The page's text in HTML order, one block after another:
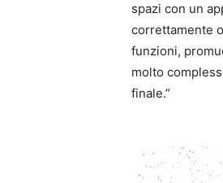
spazi con un
correttamente
funzioni,
molto
finale.”